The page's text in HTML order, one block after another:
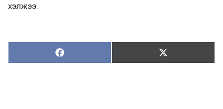
хэлжээ.
Хуваалцах:
Х
у
Түгээх:
Т
ү